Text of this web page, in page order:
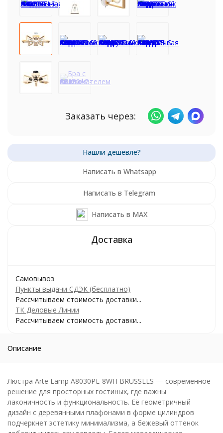
Заказать через:
Написать в Whatsapp
Написать в Telegram
Написать в MAX
Самовывоз
Пункты выдачи СДЭК (бесплатно)
Рассчитываем стоимость доставки...
ТК Деловые Линии
Рассчитываем стоимость доставки...
Описание
Люстра Arte Lamp A8030PL-8WH BRUSSELS — современное
решение для просторных гостиных, где важны
лаконичность и функциональность. Её геометричный
дизайн с деревянными плафонами в форме цилиндров
подчеркнет эстетику минимализма, а бежевый оттенок